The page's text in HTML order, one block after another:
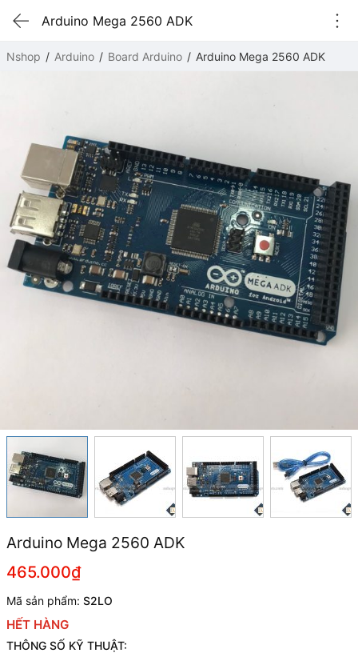
Arduino Mega 2560 ADK
Nshop Arduino Board Arduino Arduino Mega 2560 ADK
Arduino Mega 2560 ADK
465.000₫
Mã sản phẩm: S2LO
HẾT HÀNG
THÔNG SỐ KỸ THUẬT: